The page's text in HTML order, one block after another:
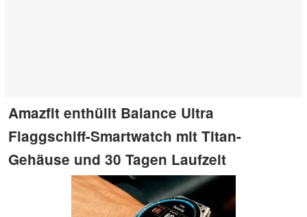
Amazfit enthüllt Balance Ultra
Flaggschiff-Smartwatch mit Titan-
Gehäuse und 30 Tagen Laufzeit